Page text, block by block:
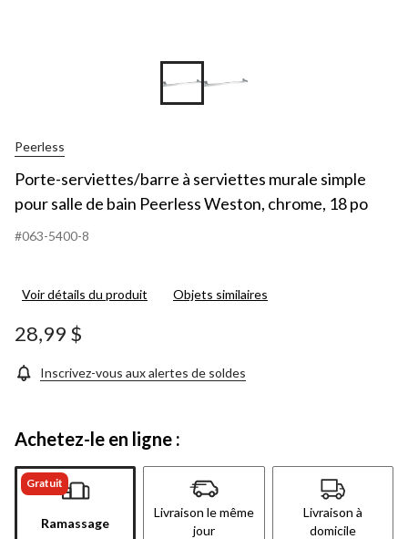
Peerless
Porte-serviettes/barre à serviettes murale simple
pour salle de bain Peerless Weston, chrome, 18 po
#063-5400-8
Voir détails du produit Objets similaires
28,99 $
Inscrivez-vous aux alertes de soldes
Achetez-le en ligne :
Gratuit
Ramassage
Livraison le même
jour
Livraison à
domicile